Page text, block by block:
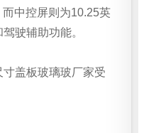
中控屏则为10.25英
驶辅助功能。